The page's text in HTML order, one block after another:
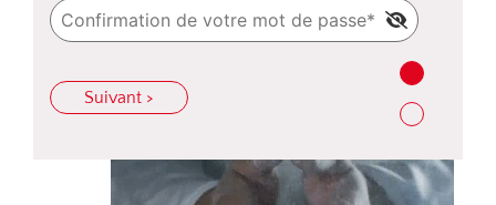
Suivant >